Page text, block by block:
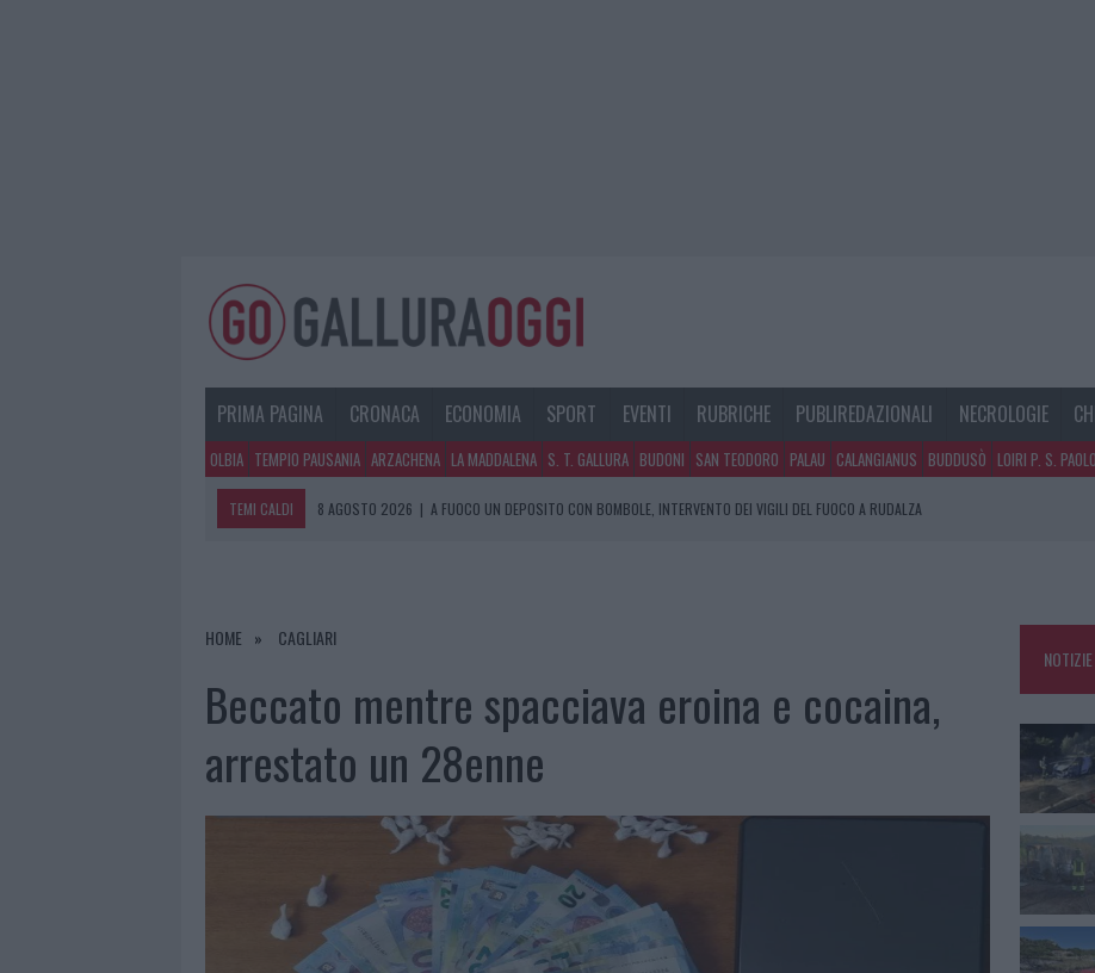
PRIMA PAGINA CRONACA ECONOMIA SPORT EVENTI RUBRICHE PUBLIREDAZIONALI NECROLOGIE
OLBIA TEMPIO PAUSANIA ARZACHENA LA MADDALENA S. T. GALLURA BUDONI SAN TEODORO PALAU CALANGIANUS BUDDUSÒ LOIRI P. S. PAOLO
TEMI CALDI 8 AGOSTO 2026 | A FUOCO UN DEPOSITO CON BOMBOLE, INTERVENTO DEI VIGILI DEL FUOCO A RUDALZA
7 AGOSTO 2026
|
HOME CAGLIARI
Beccato mentre spacciava eroina e cocaina,
arrestato un 28enne